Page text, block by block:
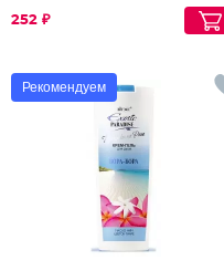
252 ₽
Рекомендуем